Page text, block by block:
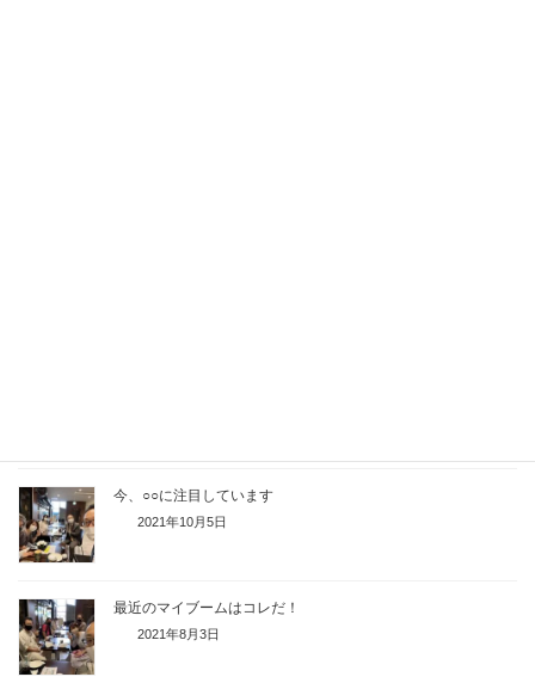
今、○○に注目しています
2021年10月5日
最近のマイブームはコレだ！
2021年8月3日